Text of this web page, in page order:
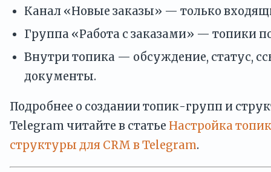
Канал «Новые заказы» — только
Группа «Работа с заказами» — топики
Внутри топика — обсуждение, статус,
документы.
Подробнее о создании топик-групп и
Telegram читайте в статье Настройка
структуры для CRM в Telegram.